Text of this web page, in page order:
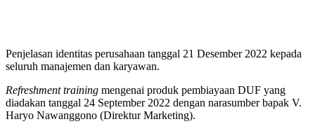
Penjelasan identitas perusahaan tanggal 21 Desember 2022 kepada
seluruh manajemen dan karyawan.
Refreshment training mengenai produk pembiayaan DUF yang
diadakan tanggal 24 September 2022 dengan narasumber bapak V.
Haryo Nawanggono (Direktur Marketing).